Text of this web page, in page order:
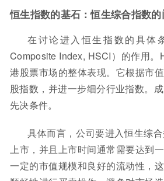
恒生指数的基石：恒生综合指数
在讨论进入恒生指数的具体
Composite Index, HSCI）的作用
港股票市场的整体表现。它根据市
股指数，并进一步细分行业指数。
先决条件。
具体而言，公司要进入恒生综
上市，并且上市时间通常需要达到
一定的市值规模和良好的流动性，